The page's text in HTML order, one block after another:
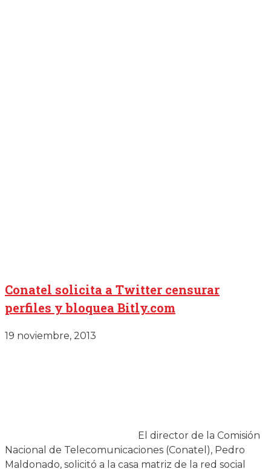
Conatel solicita a Twitter censurar
perfiles y bloquea Bitly.com
19 noviembre, 2013
El director de la Comisión
Nacional de Telecomunicaciones (Conatel), Pedro
Maldonado, solicitó a la casa matriz de la red social